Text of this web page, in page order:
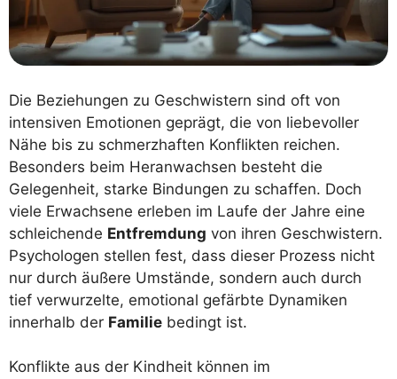
Die Beziehungen zu Geschwistern sind oft von
intensiven Emotionen geprägt, die von liebevoller
Nähe bis zu schmerzhaften Konflikten reichen.
Besonders beim Heranwachsen besteht die
Gelegenheit, starke Bindungen zu schaffen. Doch
viele Erwachsene erleben im Laufe der Jahre eine
schleichende Entfremdung von ihren Geschwistern.
Psychologen stellen fest, dass dieser Prozess nicht
nur durch äußere Umstände, sondern auch durch
tief verwurzelte, emotional gefärbte Dynamiken
innerhalb der Familie bedingt ist.
Konflikte aus der Kindheit können im